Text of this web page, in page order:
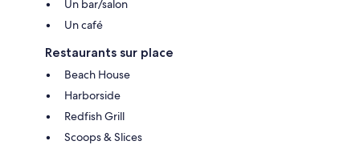
Un bar/salon
Un café
Restaurants sur place
Beach House
Harborside
Redfish Grill
Scoops & Slices